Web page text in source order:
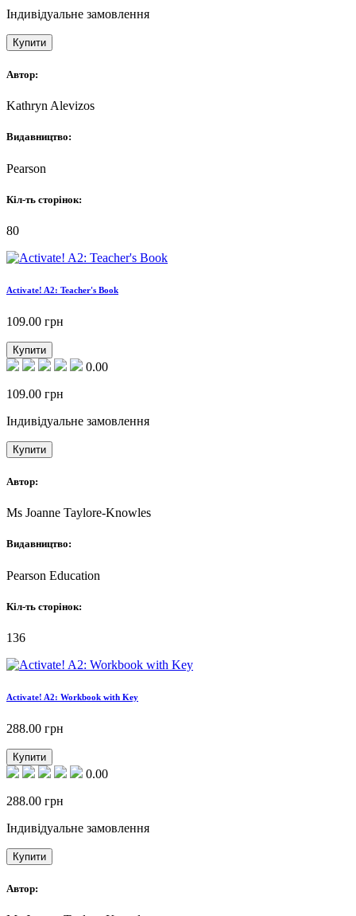
Індивідуальне замовлення
Купити
Автор:
Kathryn Alevizos
Видавництво:
Pearson
Кіл-ть сторінок:
80
Activate! A2: Teacher's Book
109.00 грн
Купити
0.00
109.00 грн
Індивідуальне замовлення
Купити
Автор:
Ms Joanne Taylore-Knowles
Видавництво:
Pearson Education
Кіл-ть сторінок:
136
Activate! A2: Workbook with Key
288.00 грн
Купити
0.00
288.00 грн
Індивідуальне замовлення
Купити
Автор: